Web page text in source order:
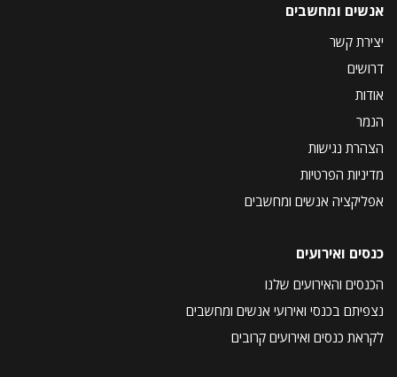
אנשים ומחשבים
יצירת קשר
דרושים
אודות
הנמר
הצהרת נגישות
מדיניות הפרטיות
אפליקציה אנשים ומחשבים
כנסים ואירועים
הכנסים והאירועים שלנו
נצפיתם בכנסי ואירועי אנשים ומחשבים
לקראת כנסים ואירועים קרובים